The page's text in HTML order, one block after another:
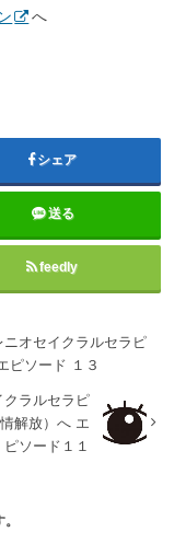
へ
シェア
送る
feedly
オセイクラルセラピ
ピソード １３
クラルセラピ
解放）へ エ
ピソード１１